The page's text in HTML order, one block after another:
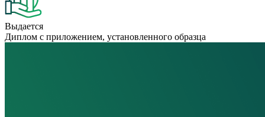
Выдается
Диплом с приложением, установленного образца